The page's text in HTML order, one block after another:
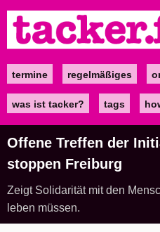
zum
Inhalt
Maintermine regelmäßiges
was ist tacker? tags
Offene Treffen der
stoppen Freiburg
Zeigt Solidarität mit den
leben müssen.